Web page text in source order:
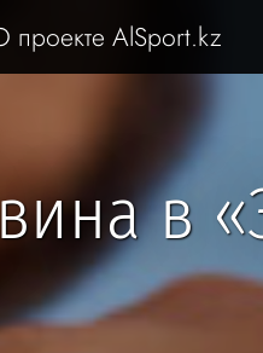
проекте AlSport.kz
в